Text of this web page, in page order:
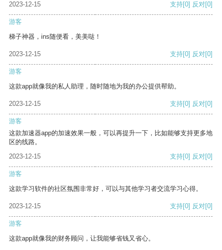
2023-12-15
支持[0] 反对[0]
游客
梯子神器，ins随便看，美美哒！
2023-12-15 支持[0] 反对[0]
游客
这款app就像我的私人助理，随时随地为我的办公提供帮助。
2023-12-15 支持[0] 反对[0]
游客
这款加速器app的加速效果一般，可以再提升一下，比如能够支持更多地
区的线路。
2023-12-15
支持[0] 反对[0]
游客
这款学习软件的社区氛围非常好，可以与其他学习者交流学习心得。
2023-12-15 支持[0] 反对[0]
游客
这款app就像我的财务顾问，让我能够省钱又省心。